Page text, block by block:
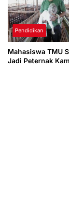
Pendidikan
Mahasiswa TMU
Jadi Peternak